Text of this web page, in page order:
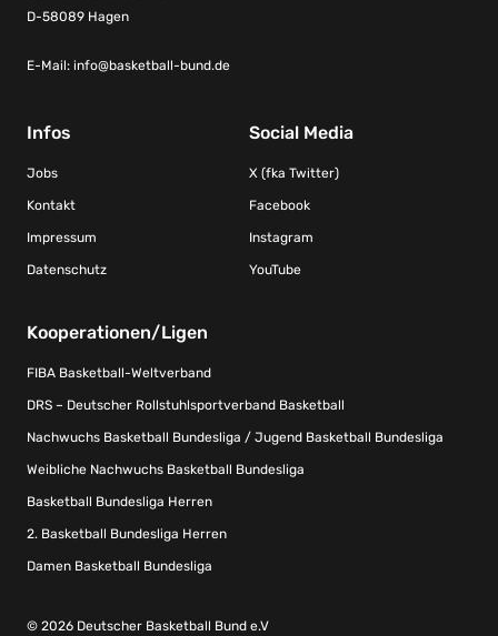
D-58089 Hagen
E-Mail: info@basketball-bund.de
Infos
Jobs
Kontakt
Impressum
Datenschutz
Social Media
X (fka Twitter)
Facebook
Instagram
YouTube
Kooperationen/Ligen
FIBA Basketball-Weltverband
DRS – Deutscher Rollstuhlsportverband Basketball
Nachwuchs Basketball Bundesliga / Jugend Basketball Bundesliga
Weibliche Nachwuchs Basketball Bundesliga
Basketball Bundesliga Herren
2. Basketball Bundesliga Herren
Damen Basketball Bundesliga
© 2026 Deutscher Basketball Bund e.V